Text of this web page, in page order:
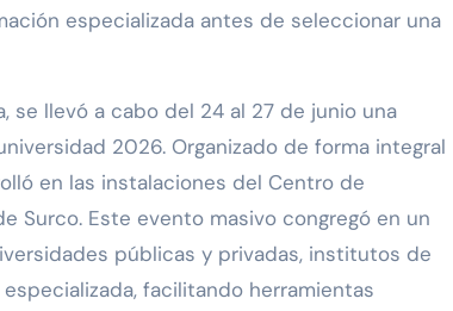
especializada antes de seleccionar una
se llevó a cabo del 24 al 27 de junio una
2026. Organizado de forma integral
en las instalaciones del Centro de
Surco. Este evento masivo congregó en un
públicas y privadas, institutos de
facilitando herramientas